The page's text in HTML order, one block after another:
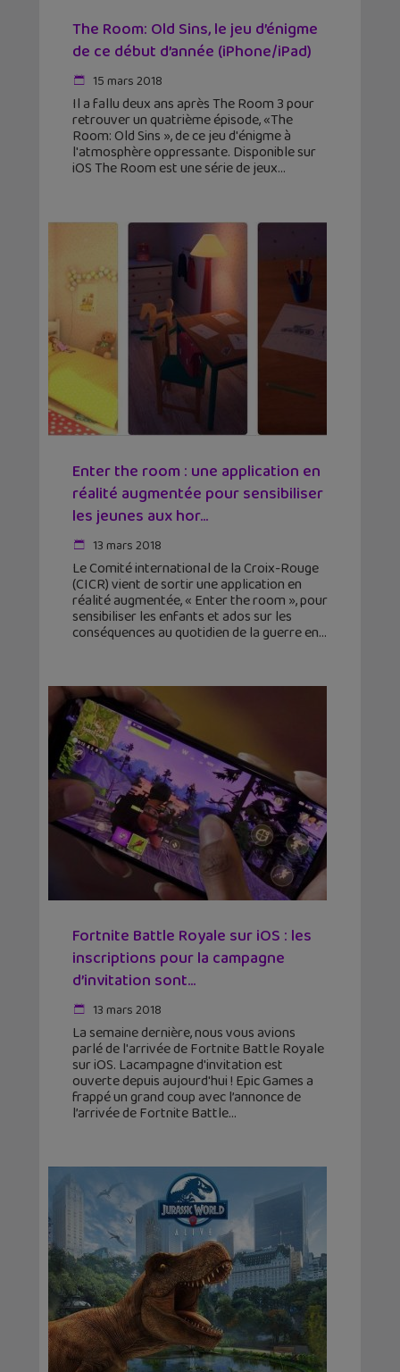
The Room: Old Sins, le jeu d’énigme
de ce début d’année (iPhone/iPad)
15 mars 2018
Il a fallu deux ans après The Room 3 pour
retrouver un quatrième épisode, «The
Room: Old Sins », de ce jeu d'énigme à
l'atmosphère oppressante. Disponible sur
iOS The Room est une série de jeux
Enter the room : une application en
réalité augmentée pour sensibiliser
les jeunes aux hor...
13 mars 2018
Le Comité international de la Croix-Rouge
(CICR) vient de sortir une application en
réalité augmentée, « Enter the room », pour
sensibiliser les enfants et ados sur les
conséquences au quotidien de la guerre en
Fortnite Battle Royale sur iOS : les
inscriptions pour la campagne
d’invitation sont...
13 mars 2018
La semaine dernière, nous vous avions
parlé de l'arrivée de Fortnite Battle Royale
sur iOS. Lacampagne d'invitation est
ouverte depuis aujourd'hui ! Epic Games a
frappé un grand coup avec l’annonce de
l’arrivée de Fortnite Battle